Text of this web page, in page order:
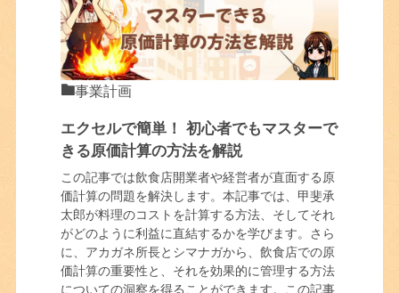
事業計画
エクセルで簡単！ 初心者でもマスターで
きる原価計算の方法を解説
この記事では飲食店開業者や経営者が直面する原
価計算の問題を解決します。本記事では、甲斐承
太郎が料理のコストを計算する方法、そしてそれ
がどのように利益に直結するかを学びます。さら
に、アカガネ所長とシマナガから、飲食店での原
価計算の重要性と、それを効果的に管理する方法
についての洞察を得ることができます。この記事